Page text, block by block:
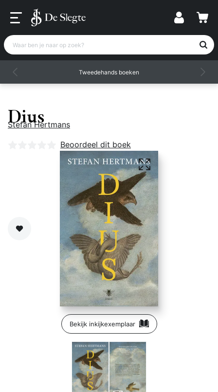
Waar ben je naar op zoek?
Tweedehands boeken
Dius
Stefan Hertmans
Nog geen beoordelingen
Beoordeel dit boek
Bekijk inkijkexemplaar